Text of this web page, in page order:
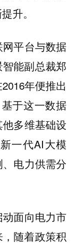
升。
平台与数据
能副总裁郑
年便推出
于这一数据
多维基础设
一代AI大模
电力供需分
面向电力市
随着政策积